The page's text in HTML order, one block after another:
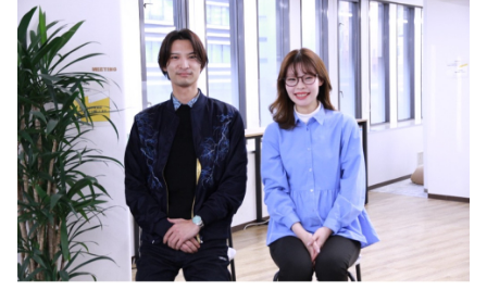
イベント・セミナー
インタビュー
就活成功ガイド
リファレンス
プラン
個人向けプラン
法人向けプラン
学校向けプラン
再チャレンジ結果一覧
paiza times
note